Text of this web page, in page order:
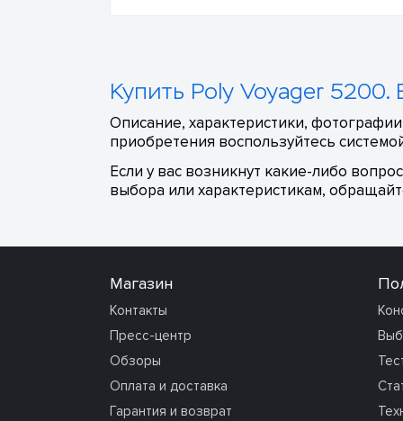
Купить Poly Voyager
Описание, характеристики,
приобретения воспользуйтесь
Если у вас возникнут какие-либо
выбора или характеристикам,
Магазин
Контакты
Пресс-центр
Обзоры
Оплата и доставка
Гарантия и возврат